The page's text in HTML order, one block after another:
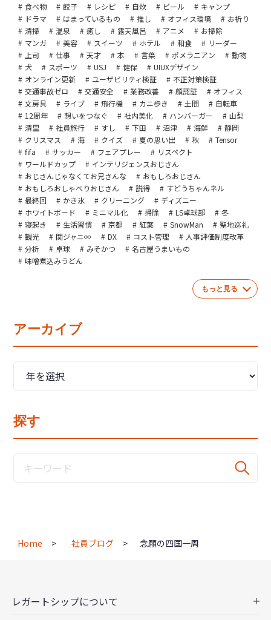
食べ物
餃子 レシピ 自炊 ビール
キャンプ
ドラマ
はまっているもの 推し オフィス環境
お祈り
清掃
温泉 癒し 露天風呂 アニメ
お掃除
マンガ
美容 スイーツ ホテル 和食
リーダー
上司
仕事 天才 本 言葉 ポメラニアン
動物
犬
スポーツ USJ 健保
UIUXデザイン
オンライン更新
ユーザビリティ検証
不正対策検証
交通事故ゼロ
交通安全 業務改善 顔認証
オフィス
文房具
ライブ 飛行機 カニ歩き 土間
自転車
12周年
想いをつなぐ 社内美化 ハンバーガー
山梨
清里
社員旅行 すし 下田 沼津 海鮮
静岡
クリスマス
海 クイズ 夏の思い出 秋
Tensor
fifa
サッカー フェアプレー
リスペクト
ワールドカップ
インテリジェンスおじさん
おじさんじゃなくてお兄さんな
おもしろおじさん
おもしろおしゃべりおじさん
説得
すどうちゃんネル
最終回
かき氷 クリーニング
ディズニー
ホワイトボード
ミニマル化 掃除 LS卓球部
冬
寝起き
生活習慣 京都 紅葉 SnowMan
聖地巡礼
観光
関ジャニ∞ DX コスト管理
人事評価制度改革
分析
卓球 みそかつ
名古屋うまいもの
味噌煮込みうどん
もっと見る
アーカイブ
探す
Home 社員ブログ 念願の四国一周
レガートシップについて